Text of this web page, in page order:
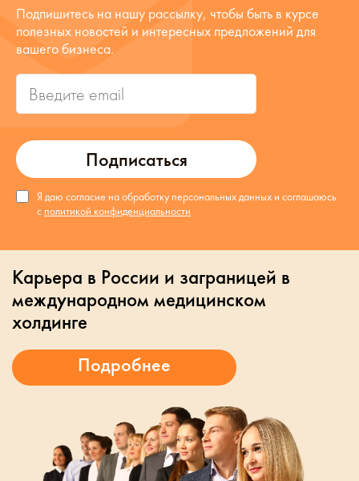
Подписаться
Подпишитесь на нашу рассылку, чтобы быть в курсе
полезных новостей и интересных предложений для
вашего бизнеса.
Я даю согласие на обработку персональных данных и соглашаюсь
с политикой конфиденциальности
Карьера в России и заграницей в
международном медицинском
холдинге